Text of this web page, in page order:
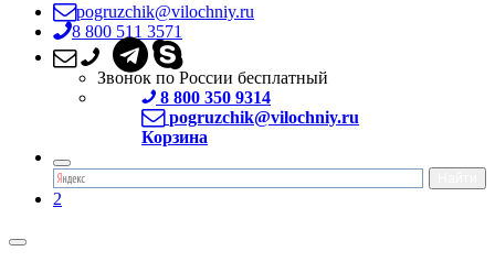
pogruzchik@vilochniy.ru
8 800 511 3571
Звонок по России бесплатный
8 800 350 9314
pogruzchik@vilochniy.ru
Корзина
2